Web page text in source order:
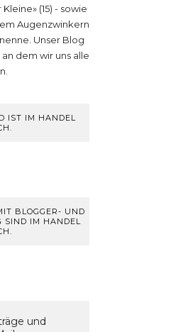
(15) - sowie
Augenzwinkern
Unser Blog
dem wir uns alle
IST IM HANDEL
BLOGGER- UND
SIND IM HANDEL
und